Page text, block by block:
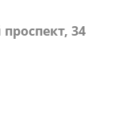
34